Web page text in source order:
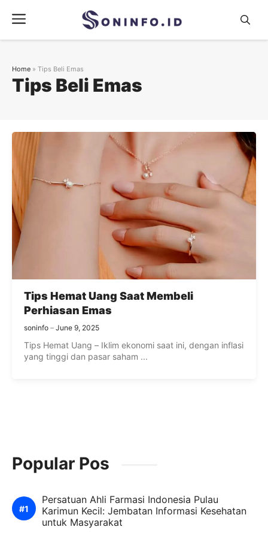
content
Menu
Tips Beli Emas
Home » Tips Beli Emas
Tips Hemat Uang Saat Membeli
Perhiasan Emas
soninfo June 9, 2025
Tips Hemat Uang – Iklim ekonomi saat ini, dengan inflasi
yang tinggi dan pasar saham ...
Popular Pos
Persatuan Ahli Farmasi Indonesia Pulau
Karimun Kecil: Jembatan Informasi Kesehatan
untuk Masyarakat